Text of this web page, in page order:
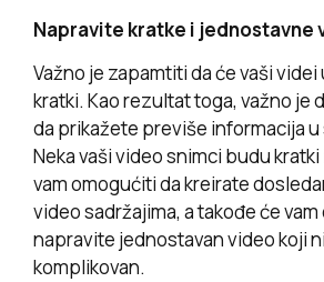
Napravite kratke i jednostavne
Važno je zapamtiti da će vaši
kratki. Kao rezultat toga, važno je
da prikažete previše informacija u
Neka vaši video snimci budu
vam omogućiti da kreirate
video sadržajima, a takođe će
napravite jednostavan video koji
komplikovan.